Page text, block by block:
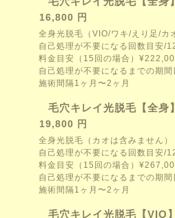
16,800 円
全身光脱毛（VIO/ワキ/えり足/カ
自己処理が不要になる回数目安/
料金目安（15回の場合）
自己処理が不要になるまでの期
施術間隔1ヶ月〜2ヶ月
毛穴キレイ光脱毛【全身
19,800 円
全身光脱毛（カオは含みません）
自己処理が不要になる回数目安/
料金目安（15回の場合）
自己処理が不要になるまでの期
施術間隔1ヶ月〜2ヶ月
毛穴キレイ光脱毛【VIO